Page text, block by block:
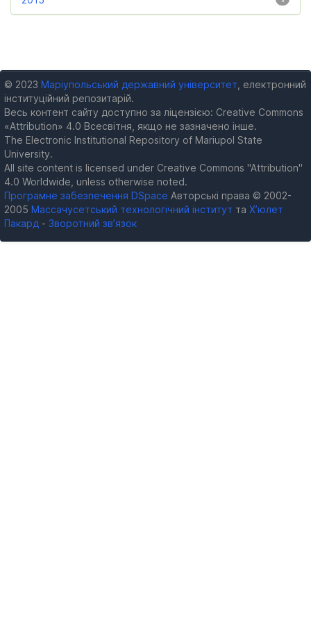
© 2023 Маріупольський державний університет , електронний
інституційний репозитарій.
Весь контент сайту доступно за ліцензією: Creative Commons
«Attribution» 4.0 Всесвітня, якщо не зазначено інше.
The Electronic Institutional Repository of Mariupol State
University.
All site content is licensed under Creative Commons "Attribution"
4.0 Worldwide, unless otherwise noted.
Програмне забезпечення DSpace Авторські права © 2002-
2005 Массачусетський технологічний інститут та Х’юлет
Пакард - Зворотний зв’язок